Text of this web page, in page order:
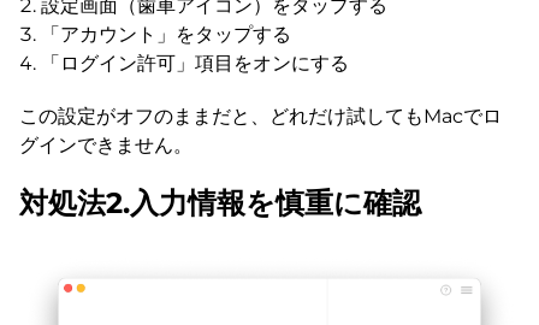
設定画面（歯車アイコン）をタップする
「アカウント」をタップする
「ログイン許可」項目をオンにする
この設定がオフのままだと、どれだけ試してもMacでロ
グインできません。
対処法2.入力情報を慎重に確認